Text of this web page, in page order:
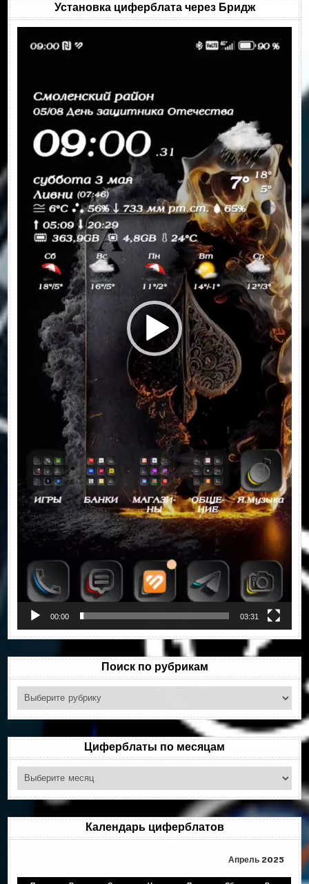
Установка циферблата через Бридж
00:00 03:31
Поиск по рубрикам
Поиск
рубрикам
Циферблаты по месяцам
Циферблаты
месяцам
Календарь циферблатов
Апрель 2025